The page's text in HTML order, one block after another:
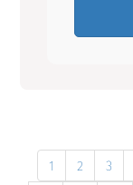
1 2 3